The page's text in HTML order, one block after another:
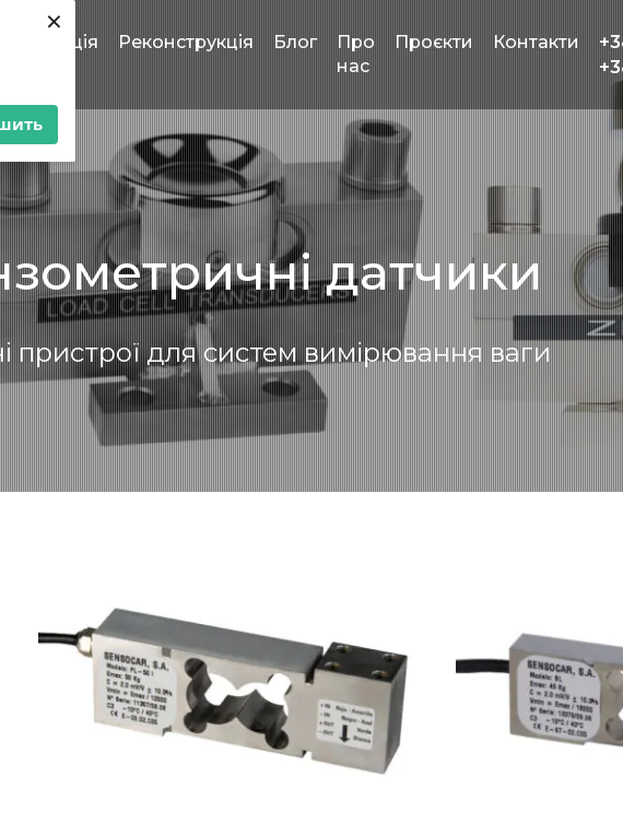
×
Реконструкція Блог
Про
нас
Проєкти Контакти
датчики
пристрої для систем вимірювання ваги